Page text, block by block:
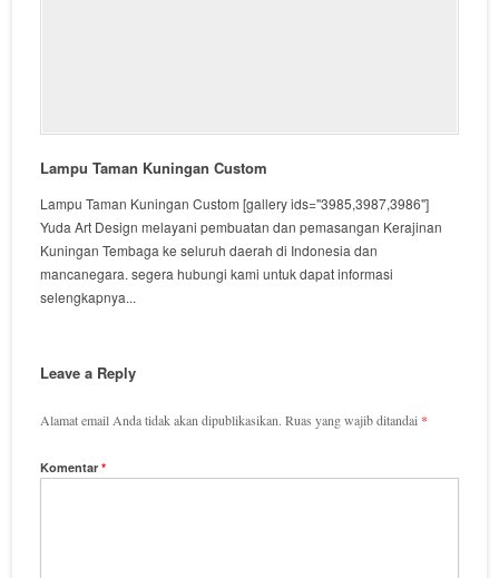
Lampu Taman Kuningan Custom
Lampu Taman Kuningan Custom [gallery ids="3985,3987,3986"]
Yuda Art Design melayani pembuatan dan pemasangan Kerajinan
Kuningan Tembaga ke seluruh daerah di Indonesia dan
mancanegara. segera hubungi kami untuk dapat informasi
selengkapnya...
Leave a Reply
Alamat email Anda tidak akan dipublikasikan. Ruas yang wajib ditandai *
Komentar*